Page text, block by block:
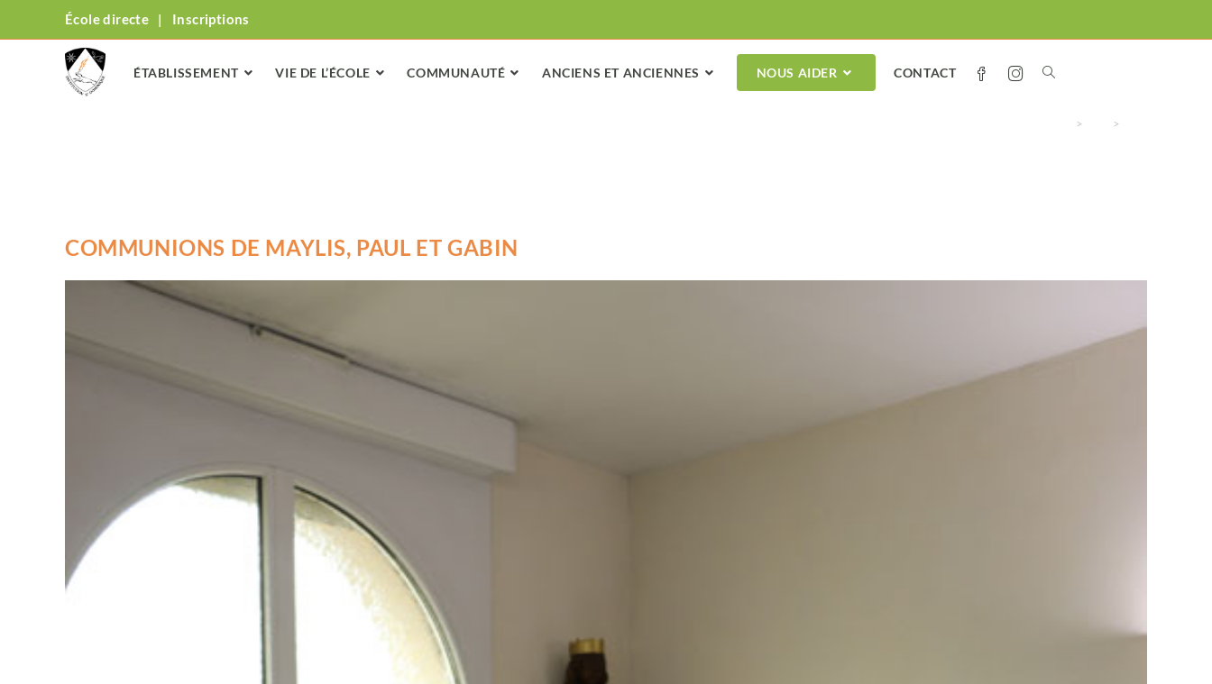
École directe | Inscriptions
ÉTABLISSEMENT VIE DE L’ÉCOLE COMMUNAUTÉ ANCIENS ET ANCIENNES NOUS AIDER CONTACT
> >
COMMUNIONS DE MAYLIS, PAUL ET GABIN